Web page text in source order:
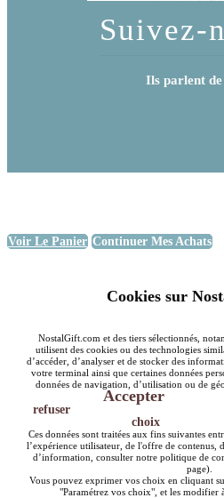
Suivez-
Ils parlent de
Voir Le Panier Continuer Mes Achats
Cookies sur
NostalGift.com et des tiers sélectionnés,
utilisent des cookies ou des technologies
d’accéder, d’analyser et de stocker des
votre terminal ainsi que certaines données
données de navigation, d’utilisation ou de
Accepter
refuser
choix
Ces données sont traitées aux fins suivantes
l’expérience utilisateur, de l'offre de contenus,
d’information, consulter notre politique de
page).
Vous pouvez exprimer vos choix en cliquant
"Paramétrez vos choix", et les modifier